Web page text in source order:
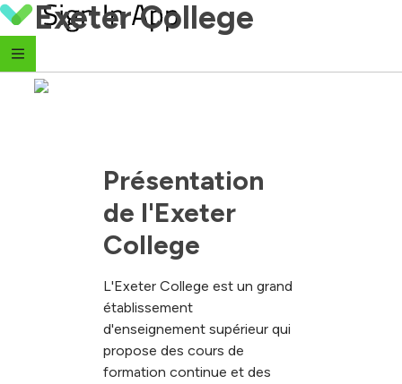
Skip to content
Exeter College
Présentation
de l'Exeter
College
L'Exeter College est un grand
établissement
d'enseignement supérieur qui
propose des cours de
formation continue et des